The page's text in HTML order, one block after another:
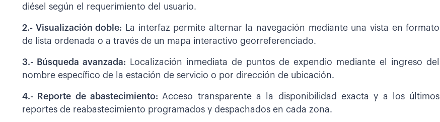
diésel según el requerimiento del usuario.
2.- Visualización doble: La interfaz permite alternar la navegación mediante una vista en formato
de lista ordenada o a través de un mapa interactivo georreferenciado.
3.- Búsqueda avanzada: Localización inmediata de puntos de expendio mediante el ingreso del
nombre específico de la estación de servicio o por dirección de ubicación.
4.- Reporte de abastecimiento: Acceso transparente a la disponibilidad exacta y a los últimos
reportes de reabastecimiento programados y despachados en cada zona.